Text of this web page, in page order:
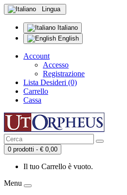
Lingua
Italiano
English
Account
Accesso
Registrazione
Lista Desideri (0)
Carrello
Cassa
0 prodotti - € 0,00
Il tuo Carrello è vuoto.
Menu